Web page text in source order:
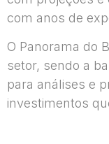
com anos de
O Panorama do
setor, sendo a
para análises e
investimentos